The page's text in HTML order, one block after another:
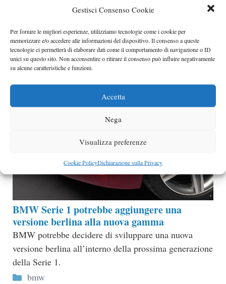
Gestisci Consenso Cookie
Per fornire le migliori esperienze, utilizziamo tecnologie come i cookie per
memorizzare e/o accedere alle informazioni del dispositivo. Il consenso a queste
tecnologie ci permetterà di elaborare dati come il comportamento di navigazione o ID
unici su questo sito. Non acconsentire o ritirare il consenso può influire negativamente
su alcune caratteristiche e funzioni.
Accetta
Nega
Visualizza preferenze
Cookie PolicyDichiarazione sulla Privacy
Debutta la BMW 114d con gli aggiornamenti
Molte novità in Casa BMW.
Categorie
bmw
BMW Serie 1 potrebbe aggiungere una
versione berlina alla nuova gamma
BMW potrebbe decidere di sviluppare una nuova
versione berlina all’interno della prossima generazione
della Serie 1.
Categorie
bmw